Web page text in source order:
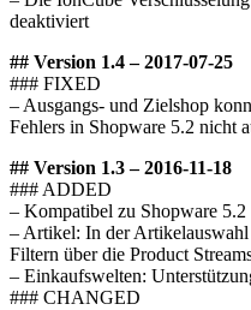
deaktiviert
## Version 1.4 – 2017-07-25
### FIXED
– Ausgangs- und Zielshop
Fehlers in Shopware 5.2 nicht
## Version 1.3 – 2016-11-18
### ADDED
– Kompatibel zu Shopware 5.2
– Artikel: In der Artikelauswahl
Filtern über die Product
– Einkaufswelten:
### CHANGED